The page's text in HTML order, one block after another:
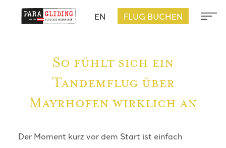
EN FLUG BUCHEN
So fühlt sich ein
Tandemflug über
Mayrhofen wirklich an
Der Moment kurz vor dem Start ist einfach